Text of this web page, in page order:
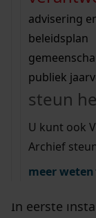
beeld en
uitleg
Wij helpen u
bekijk alle
Wij helpen
bekijk alle
bekijk ons
advisering
beleidsplan
publiek
steun
U kunt ook
Archief
meer weten
De
Het
gevormde
ging verder
1817 had
In eerste